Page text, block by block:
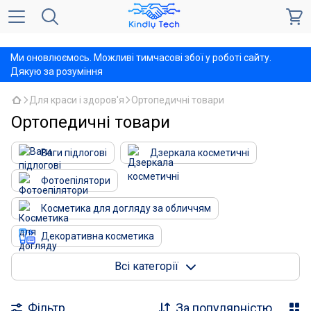
Ми оновлюємось. Можливі тимчасові збої у роботі сайту.
Дякую за розуміння
Для краси і здоров'я Ортопедичні товари
Ортопедичні товари
Ваги підлогові Дзеркала косметичні
Фотоепілятори
Косметика для догляду за обличчям
Декоративна косметика
Косметика для догляду за волоссям
Всі категорії
Фільтр За популярністю